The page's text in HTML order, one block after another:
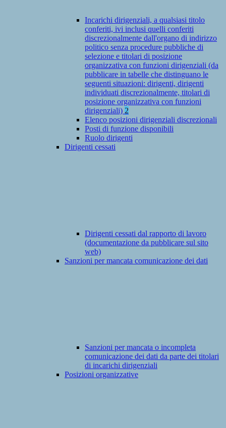
Incarichi dirigenziali, a qualsiasi titolo
conferiti, ivi inclusi quelli conferiti
discrezionalmente dall'organo di indirizzo
politico senza procedure pubbliche di
selezione e titolari di posizione
organizzativa con funzioni dirigenziali (da
pubblicare in tabelle che distinguano le
seguenti situazioni: dirigenti, dirigenti
individuati discrezionalmente, titolari di
posizione organizzativa con funzioni
dirigenziali) 2
Elenco posizioni dirigenziali discrezionali
Posti di funzione disponibili
Ruolo dirigenti
Dirigenti cessati
Dirigenti cessati dal rapporto di lavoro
(documentazione da pubblicare sul sito
web)
Sanzioni per mancata comunicazione dei dati
Sanzioni per mancata o incompleta
comunicazione dei dati da parte dei titolari
di incarichi dirigenziali
Posizioni organizzative